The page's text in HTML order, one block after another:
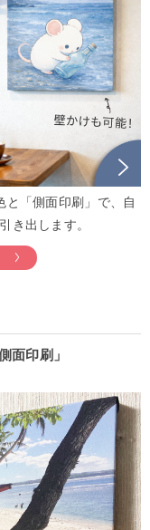
と「側面印刷」で、自
き出します。
面印刷」